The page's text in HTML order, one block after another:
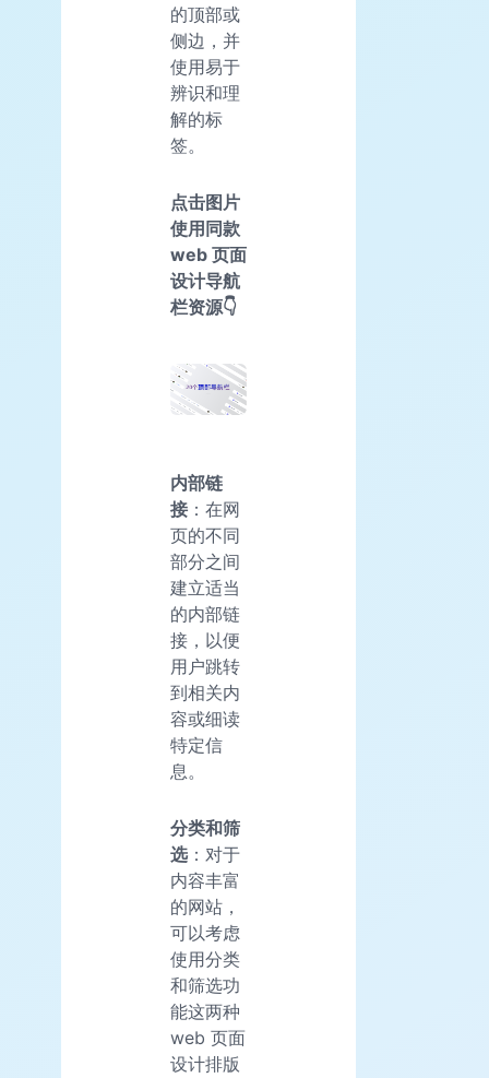
的顶部或
侧边，并
使用易于
辨识和理
解的标
签。
点击图片
使用同款
web 页面
设计导航
栏资源👇
内部链
接 ：在网
页的不同
部分之间
建立适当
的内部链
接，以便
用户跳转
到相关内
容或细读
特定信
息。
分类和筛
选：对于
内容丰富
的网站，
可以考虑
使用分类
和筛选功
能这两种
web 页面
设计排版